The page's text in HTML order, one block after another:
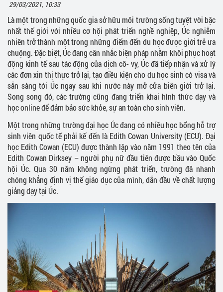
29/03/2021, 10:33
Là một trong những quốc gia sở hữu môi trường sống tuyệt vời bậc
nhất thế giới với nhiều cơ hội phát triển nghề nghiệp, Úc nghiễm
nhiên trở thành một trong những điểm đến du học được giới trẻ ưa
chuộng. Đặc biệt, Úc đang cân nhắc biện pháp nhằm khôi phục hoạt
động kinh tế sau tác động của dịch cô- vy, Úc đã tiếp nhận và xử lý
các đơn xin thị thực trở lại, tạo điều kiện cho du học sinh có visa và
sẵn sàng tới Úc ngay sau khi nước này mở cửa biên giới trở lại.
Song song đó, các trường cũng đang triển khai hình thức dạy và
học online để đảm bảo sức khỏe, sự an toàn cho sinh viên.
Một trong những trường đại học Úc đang có nhiều học bổng hỗ trợ
sinh viên quốc tế phải kế đến là Edith Cowan University (ECU). Đại
học Edith Cowan (ECU) được thành lập vào năm 1991 theo tên của
Edith Cowan Dirksey – người phụ nữ đầu tiên được bầu vào Quốc
hội Úc. Qua 30 năm không ngừng phát triển, trường đã nhanh
chóng khẳng định vị thế giáo dục của mình, dẫn đầu về chất lượng
giảng dạy tại Úc.